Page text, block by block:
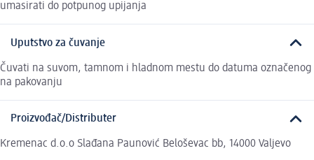
umasirati do potpunog upijanja
Uputstvo za čuvanje
Čuvati na suvom, tamnom i hladnom mestu do datuma označenog
na pakovanju
Proizvođač/Distributer
Kremenac d.o.o Slađana Paunović Beloševac bb, 14000 Valjevo